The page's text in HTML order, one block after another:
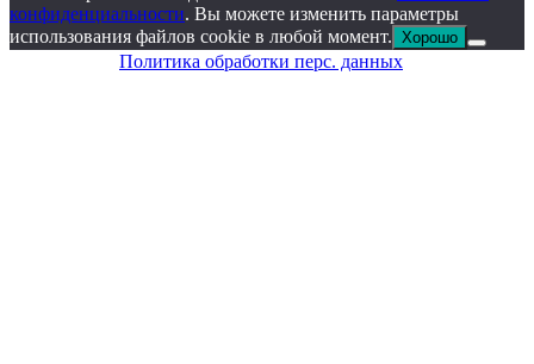
конфиденциальности. Вы можете изменить параметры
использования файлов cookie в любой момент. Хорошо
Политика обработки перс. данных